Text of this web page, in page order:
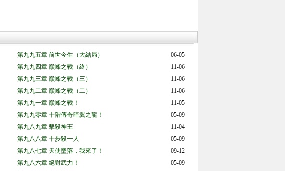
第九九五章 前世今生（大結局）
06-05
第九九四章 巔峰之戰（終）
11-06
第九九三章 巔峰之戰（三）
11-06
第九九二章 巔峰之戰（二）
11-06
第九九一章 巔峰之戰！
11-05
第九九零章 十階傳奇暗翼之龍！
05-09
第九八九章 擊殺神王
11-04
第九八八章 十步殺一人
05-09
第九八七章 天使墜落，我來了！
09-12
第九八六章 絕對武力！
05-09